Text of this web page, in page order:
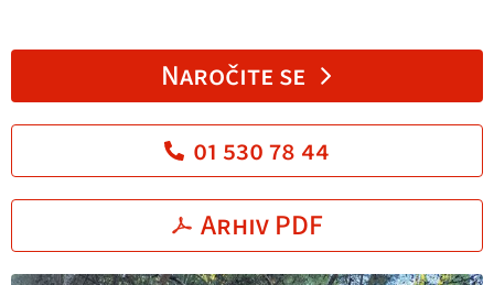
Naročite se
01 530 78 44
Arhiv PDF